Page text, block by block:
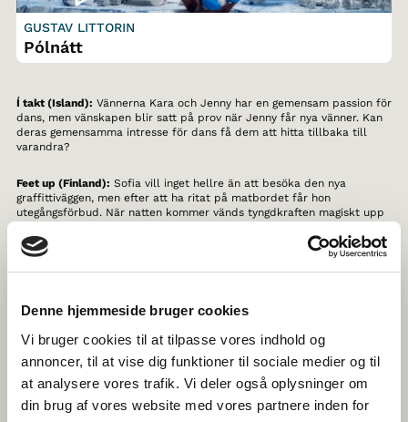
Denne hjemmeside bruger cookies
Vi bruger cookies til at tilpasse vores indhold og
annoncer, til at vise dig funktioner til sociale medier og til
at analysere vores trafik. Vi deler også oplysninger om
din brug af vores website med vores partnere inden for
GUSTAV LITTORIN
Pólnátt
Í takt (Island): Vännerna Kara och Jenny har en gemensam passion för
dans, men vänskapen blir satt på prov när Jenny får nya vänner. Kan
deras gemensamma intresse för dans få dem att hitta tillbaka till
varandra?
Feet up (Finland): Sofia vill inget hellre än att besöka den nya
graffittiväggen, men efter att ha ritat på matbordet får hon
utegångsförbud. När natten kommer vänds tyngdkraften magiskt upp
Det nye huset (Norge):En oväntad händelse gör att vännerna Astrid
brukar göra det. Hur ska de bli vänner igen?
Polarnatt (Sverige):I en intervju möter vi Bo och Arne, de två sista
isbjörnarna på Arktis. Bo vill så gärna att isen ska komma tillbaka –
han sopsorterar och äter vegetariskt. Arne är mindre bekymrad över